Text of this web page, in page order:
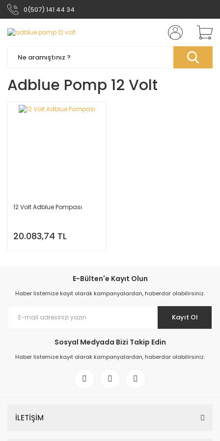
0(507) 141 44 34
Adblue Pomp 12 Volt
12 Volt Adblue Pompası
20.083,74 TL
E-Bülten'e Kayıt Olun
Haber listemize kayıt olarak kampanyalardan, haberdar olabilirsiniz.
Kayıt Ol
Sosyal Medyada Bizi Takip Edin
Haber listemize kayıt olarak kampanyalardan, haberdar olabilirsiniz.
İLETİŞİM